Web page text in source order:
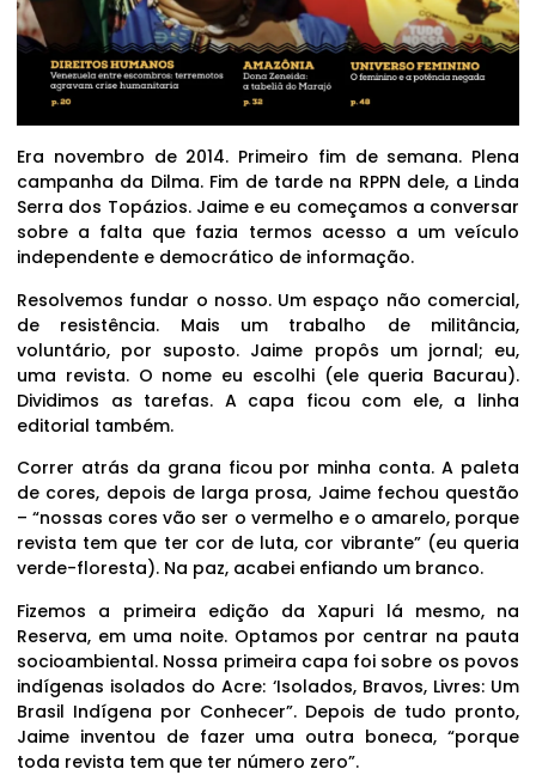
Era novembro de 2014. Primeiro fim de semana. Plena
campanha da Dilma. Fim de tarde na RPPN dele, a Linda
Serra dos Topázios. Jaime e eu começamos a conversar
sobre a falta que fazia termos acesso a um veículo
independente e democrático de informação.
Resolvemos fundar o nosso. Um espaço não comercial,
de resistência. Mais um trabalho de militância,
voluntário, por suposto. Jaime propôs um jornal; eu,
uma revista. O nome eu escolhi (ele queria Bacurau).
Dividimos as tarefas. A capa ficou com ele, a linha
editorial também.
Correr atrás da grana ficou por minha conta. A paleta
de cores, depois de larga prosa, Jaime fechou questão
– “nossas cores vão ser o vermelho e o amarelo, porque
revista tem que ter cor de luta, cor vibrante” (eu queria
verde-floresta). Na paz, acabei enfiando um branco.
Fizemos a primeira edição da Xapuri lá mesmo, na
Reserva, em uma noite. Optamos por centrar na pauta
socioambiental. Nossa primeira capa foi sobre os povos
indígenas isolados do Acre: ‘Isolados, Bravos, Livres: Um
Brasil Indígena por Conhecer”. Depois de tudo pronto,
Jaime inventou de fazer uma outra boneca, “porque
toda revista tem que ter número zero”.